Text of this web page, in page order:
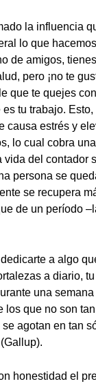
la influencia
lo que
de amigos,
pero ¡no te
que te quejes
tu trabajo.
causa estrés y
lo cual cobra
vida del contador
persona se
se recupera
de un período
a algo
a diario,
una
los que no son
agotan en tan
honestidad el